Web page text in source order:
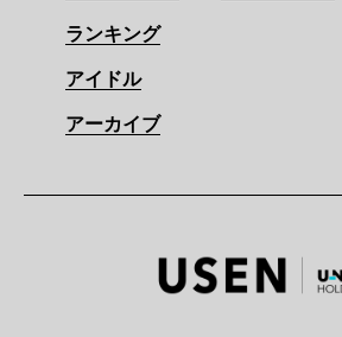
ランキング
アイドル
アーカイブ